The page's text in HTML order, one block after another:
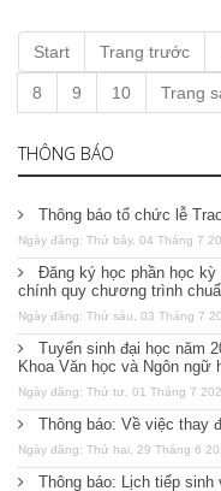
Start Trang trước
8 9 10 Trang
THÔNG BÁO
Thông báo tổ chức lễ
Ngày đăng: Thứ bảy, 04 Tháng 7
Đăng ký học phần học kỳ
chính quy chương trình
Ngày đăng: Thứ sáu, 03 Tháng 7
Tuyển sinh đại học năm
Khoa Văn học và Ngôn ngữ
Ngày đăng: Thứ tư, 01 Tháng 7
Thông báo: Về việc thay
Ngày đăng: Thứ hai, 29 Tháng 6
Thông báo: Lịch tiếp